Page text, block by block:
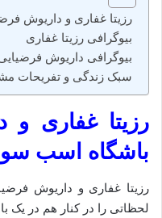
رزیتا غفاری و داریوش
بیوگرافی رزیتا غفاری
بیوگرافی داریوش
سبک زندگی و تفریحات
رزیتا غفاری و
باشگاه اسب
رزیتا غفاری و داریوش
لحظاتی را در کنار هم در